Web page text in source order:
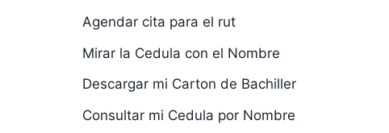
Agendar cita para el rut
Mirar la Cedula con el Nombre
Descargar mi Carton de Bachiller
Consultar mi Cedula por Nombre